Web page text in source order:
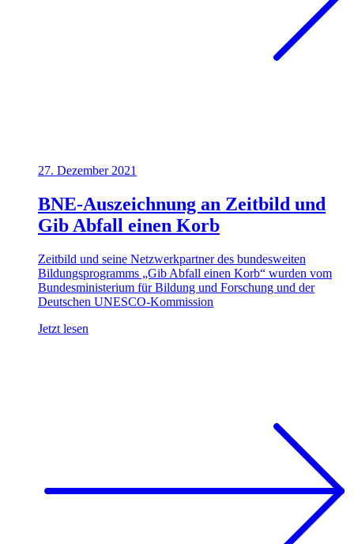
27. Dezember 2021
BNE-Auszeichnung an Zeitbild und
Gib Abfall einen Korb
Zeitbild und seine Netzwerkpartner des bundesweiten
Bildungsprogramms „Gib Abfall einen Korb“ wurden vom
Bundesministerium für Bildung und Forschung und der
Deutschen UNESCO-Kommission
Jetzt lesen